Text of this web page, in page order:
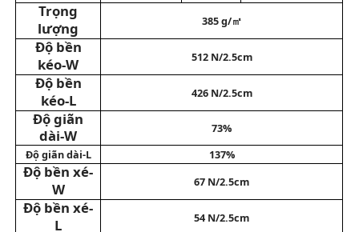
Da lộn giả
Da PU không có dung môi
Da Alcantara
Da ô tô
Giày Chất liệu da
Trọng
lượng
385 g/㎡
Độ bền
kéo-W
512 N/2.5cm
Độ bền
kéo-L
426 N/2.5cm
Độ giãn
dài-W
73%
Độ giãn dài-L
137%
Độ bền xé-
W
67 N/2.5cm
Độ bền xé-
L
54 N/2.5cm